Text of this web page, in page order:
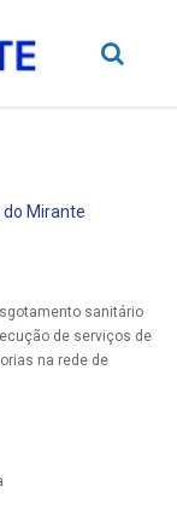
Mirante
sanitário
de serviços de
na rede de